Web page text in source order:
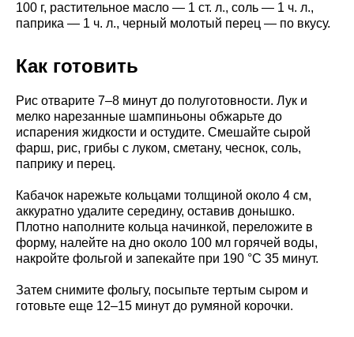
100 г, растительное масло — 1 ст. л., соль — 1 ч. л.,
паприка — 1 ч. л., черный молотый перец — по вкусу.
Как готовить
Рис отварите 7–8 минут до полуготовности. Лук и
мелко нарезанные шампиньоны обжарьте до
испарения жидкости и остудите. Смешайте сырой
фарш, рис, грибы с луком, сметану, чеснок, соль,
паприку и перец.
Кабачок нарежьте кольцами толщиной около 4 см,
аккуратно удалите середину, оставив донышко.
Плотно наполните кольца начинкой, переложите в
форму, налейте на дно около 100 мл горячей воды,
накройте фольгой и запекайте при 190 °C 35 минут.
Затем снимите фольгу, посыпьте тертым сыром и
готовьте еще 12–15 минут до румяной корочки.